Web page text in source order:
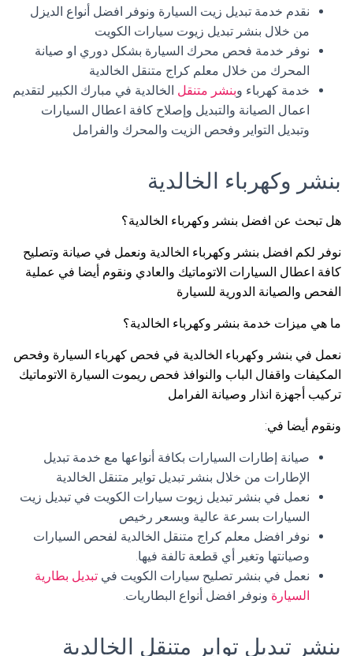
نقدم خدمة تبديل زيت السيارة ونوفر افضل أنواع الديزل
من خلال بنشر تبديل زيوت سيارات الكويت
نوفر خدمة فحص محرك السيارة بشكل دوري او صيانة
المحرك من خلال معلم كراج متنقل الخالدية
خدمة كهرباء وبنشر متنقل الخالدية في مبارك الكبير لتقديم
اعمال الصيانة والتبديل وإصلاح كافة اعطال السيارات
وتبديل التواير وفحص الزيت والمحرك والفرامل
بنشر وكهرباء الخالدية
هل تبحث عن افضل بنشر وكهرباء الخالدية؟
نوفر لكم افضل بنشر وكهرباء الخالدية ونعمل في صيانة وتصليح
كافة اعطال السيارات الاتوماتيك والعادي ونقوم أيضا في عملية
الفحص والصيانة الدورية للسيارة
ما هي ميزات خدمة بنشر وكهرباء الخالدية؟
نعمل في بنشر وكهرباء الخالدية في فحص كهرباء السيارة وفحص
المكيفات واقفال الباب والنوافذ فحص ريموت السيارة الاتوماتيك
تركيب أجهزة انذار وصيانة الفرامل
ونقوم أيضا في:
صيانة إطارات السيارات بكافة أنواعها مع خدمة تبديل
الإطارات من خلال بنشر تبديل تواير متنقل الخالدية
نعمل في بنشر تبديل زيوت سيارات الكويت في تبديل زيت
السيارات بسرعة عالية وبسعر رخيص
نوفر افضل معلم كراج متنقل الخالدية لفحص السيارات
وصيانتها وتغير أي قطعة تالفة فيها.
نعمل في بنشر تصليح سيارات الكويت في تبديل بطارية
السيارة ونوفر افضل أنواع البطاريات.
بنشر تبديل تواير متنقل الخالدية